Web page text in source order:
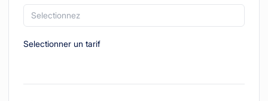
Selectionnez
Selectionner un tarif